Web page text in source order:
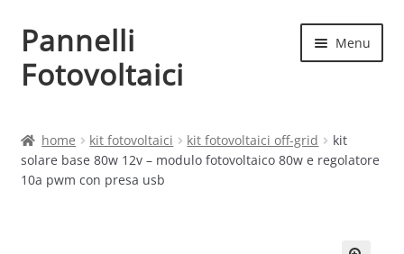
Vai
alla
navigazione
Vai
al
contenuto
Pannelli
Fotovoltaici
Menu
Cart
home kit fotovoltaici kit fotovoltaici off-grid
kit
solare base 80w 12v – modulo fotovoltaico 80w e regolatore
10a pwm con presa usb